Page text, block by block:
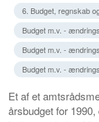
6. Budget, regnskab
Budget m.v. -
Budget m.v. -
Budget m.v. -
Et af et
årsbudget for 1990,